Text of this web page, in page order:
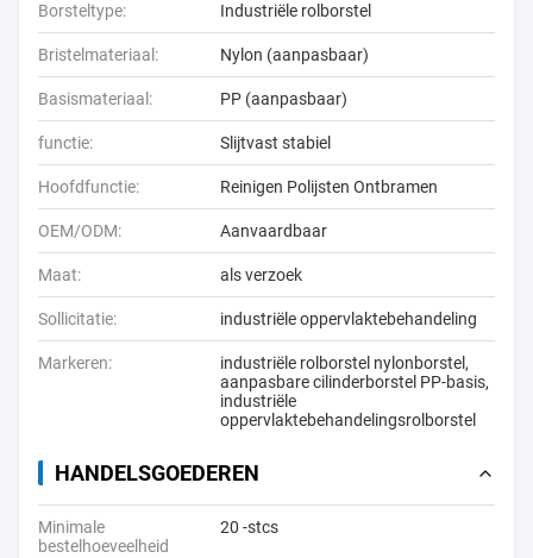
Borsteltype: Industriële rolborstel
Bristelmateriaal: Nylon (aanpasbaar)
Basismateriaal: PP (aanpasbaar)
functie: Slijtvast stabiel
Hoofdfunctie: Reinigen Polijsten Ontbramen
OEM/ODM: Aanvaardbaar
Maat: als verzoek
Sollicitatie: industriële oppervlaktebehandeling
Markeren: industriële rolborstel nylonborstel ,
aanpasbare cilinderborstel PP-basis,
industriële
oppervlaktebehandelingsrolborstel
HANDELSGOEDEREN
Minimale
bestelhoeveelheid
20 -stcs